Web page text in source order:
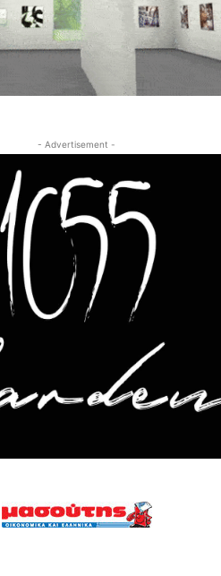
- Advertisement -